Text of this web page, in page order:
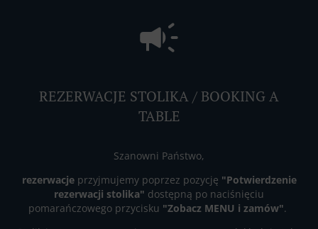
REZERWACJE STOLIKA / BOOKING A
TABLE
Szanowni Państwo,
rezerwacjeprzyjmujemy poprzez pozycję "Potwierdzenie
rezerwacji stolika" dostępną po naciśnięciu
pomarańczowego przycisku "Zobacz MENU i zamów".